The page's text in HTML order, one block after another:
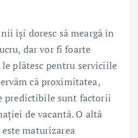
își doresc să meargă în
dar vor fi foarte
plătesc pentru serviciile
că proximitatea,
predictibile sunt factorii
de vacantă. O altă
maturizarea